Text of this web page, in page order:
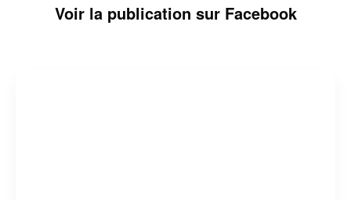
Voir la publication sur Facebook